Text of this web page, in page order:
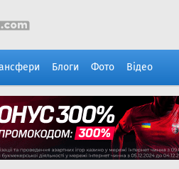
Блоги Фото Відео